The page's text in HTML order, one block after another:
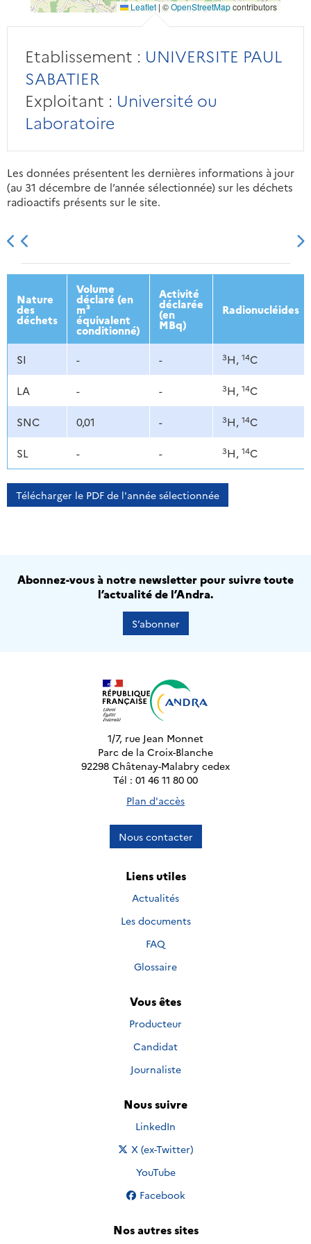
Leaflet | ©OpenStreetMapcontributors
Etablissement : UNIVERSITE PAUL
SABATIER
Exploitant : Université ou
Laboratoire
Les données présentent les dernières informations à jour
(au 31 décembre de l’année sélectionnée) sur les déchets
radioactifs présents sur le site.
2013 2014 2015 2016
Nature
des
déchets
Volume
déclaré (en
m³
équivalent
conditionné)
Activité
déclarée
(en
MBq)
Radionucléides
SI - - 3H, 14C
LA - - 3H, 14C
SNC 0,01 - 3H, 14C
SL - - 3H, 14C
Télécharger le PDF de l'année sélectionnée
Abonnez-vous à notre newsletter pour suivre toute
l’actualité de l’Andra.
S’abonner
1/7, rue Jean Monnet
Parc de la Croix-Blanche
92298 Châtenay-Malabry cedex
Tél : 01 46 11 80 00
Plan d'accès
Nous contacter
Liens utiles
Actualités
Les documents
FAQ
Glossaire
Vous êtes
Producteur
Candidat
Journaliste
Nous suivre
Nous suivre sur
LinkedIn
Nous suivre sur
X (ex-Twitter)
Nous suivre sur
YouTube
Nous suivre sur
Facebook
Nos autres sites